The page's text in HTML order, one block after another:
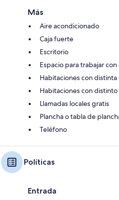
Más
Aire acondicionado
Caja fuerte
Escritorio
Espacio para trabajar
Habitaciones con
Habitaciones con
Llamadas locales gratis
Plancha o tabla de
Teléfono
Políticas
Entrada